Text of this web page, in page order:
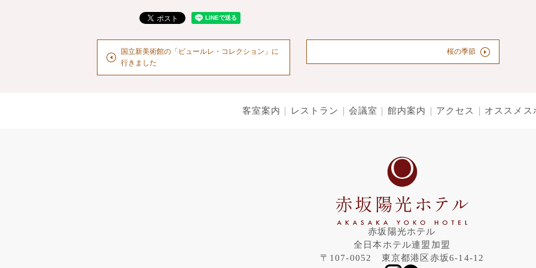
国立新美術館の「ビュールレ・コレクション」に
行きました
桜の季節
客室案内 レストラン 会議室 館内案内 アクセス オススメス
赤坂陽光ホテル
全日本ホテル連盟加盟
〒107-0052 東京都港区赤坂6-14-12